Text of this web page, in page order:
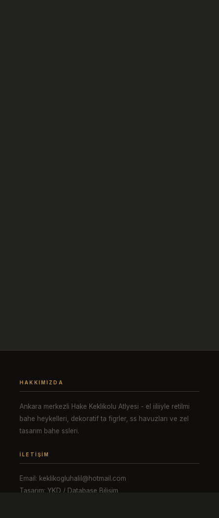
HAKKIMIZDA
Ankara merkezli Hake Keklikolu Atlyesi - el iiliiyle retilmi
bahe heykelleri, dekoratif ta figrler, ss havuzları ve zel
tasarım bahe ssleri.
İLETIŞIM
Email: keklikogluhalil@hotmail.com
Tasarım: YKD / Database Bilişim